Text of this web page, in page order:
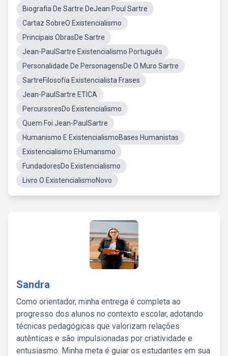
Biografia De Sartre DeJean Poul Sartre
Cartaz SobreO Existencialismo
Principais ObrasDe Sartre
Jean-PaulSartre Existencialismo Português
Personalidade De PersonagensDe O Muro Sartre
SartreFilosofía Existencialista Frases
Jean-PaulSartre ETICA
PercursoresDo Existencialismo
Quem Foi Jean-PaulSartre
Humanismo E ExistencialismoBases Humanistas
Existencialismo EHumansmo
FundadoresDo Existencialismo
Livro O ExistencialismoNovo
Sandra
Como orientador, minha entrega é completa ao
progresso dos alunos no contexto escolar, adotando
técnicas pedagógicas que valorizam relações
autênticas e são impulsionadas por criatividade e
entusiasmo. Minha meta é guiar os estudantes em sua